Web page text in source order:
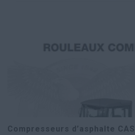
Compresseurs d’asphalte